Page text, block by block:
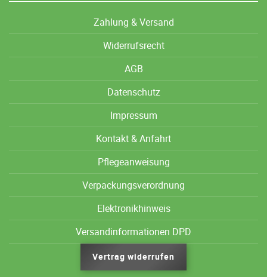
Zahlung & Versand
Widerrufsrecht
AGB
Datenschutz
Impressum
Kontakt & Anfahrt
Pflegeanweisung
Verpackungsverordnung
Elektronikhinweis
Versandinformationen DPD
Vertrag widerrufen